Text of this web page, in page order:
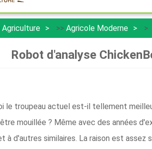
Agriculture >> Agricole Moderne >
Robot d'analyse
le troupeau actuel est-il tellement
mouillée ? Même avec des années
à d'autres similaires. La raison est